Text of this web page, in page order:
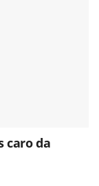
caro da